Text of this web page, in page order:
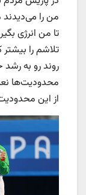
من را
تا من انرژی
تلاشم را
روند رو به رشد
محدودیت‌ها
از این